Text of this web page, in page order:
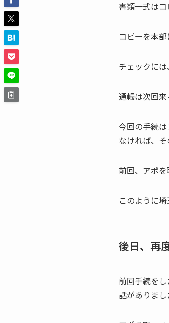
書類一式はコ
コピーを本
チェックには
通帳は次回来
今回の手続
なければ、
前回、アポ
このように
後日、再
前回手続を
話がありまし